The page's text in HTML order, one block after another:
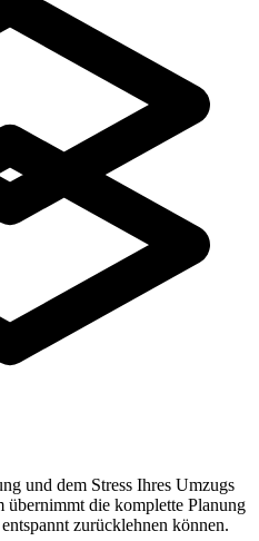
und dem Stress Ihres Umzugs
übernimmt die komplette Planung
zurücklehnen können.